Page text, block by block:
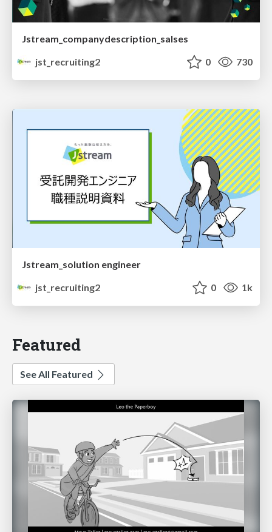
Jstream_companydescription_salses
jst_recruiting2
0 730
Jstream_solution engineer
jst_recruiting2
0 1k
Featured
See All Featured